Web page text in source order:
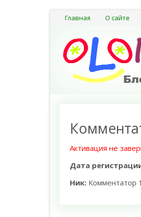
Главная О сайте
Активация не
Дата
Ник: Комментатор